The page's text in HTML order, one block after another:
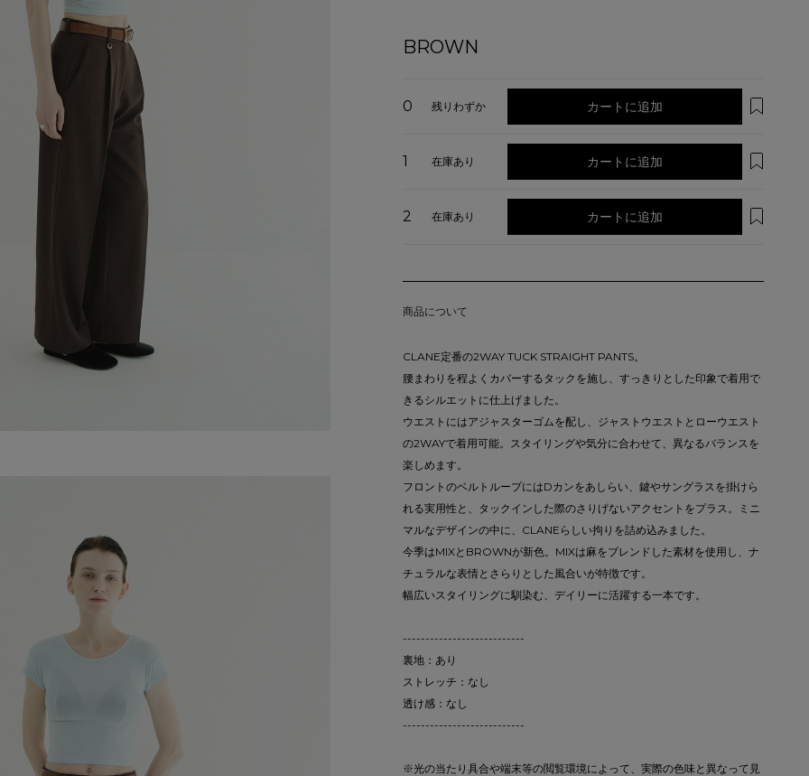
BROWN
0 残りわずか カートに追加
1 在庫あり カートに追加
2 在庫あり カートに追加
商品について
CLANE定番の2WAY TUCK STRAIGHT PANTS。
腰まわりを程よくカバーするタックを施し、すっきりとした印象で着用で
きるシルエットに仕上げました。
ウエストにはアジャスターゴムを配し、ジャストウエストとローウエスト
の2WAYで着用可能。スタイリングや気分に合わせて、異なるバランスを
楽しめます。
フロントのベルトループにはDカンをあしらい、鍵やサングラスを掛けら
れる実用性と、タックインした際のさりげないアクセントをプラス。ミニ
マルなデザインの中に、CLANEらしい拘りを詰め込みました。
今季はMIXとBROWNが新色。MIXは麻をブレンドした素材を使用し、ナ
チュラルな表情とさらりとした風合いが特徴です。
幅広いスタイリングに馴染む、デイリーに活躍する一本です。
---------------------------
裏地：あり
ストレッチ：なし
透け感：なし
---------------------------
※光の当たり具合や端末等の閲覧環境によって、実際の色味と異なって見